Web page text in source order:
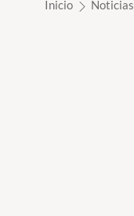
Inicio Noticias